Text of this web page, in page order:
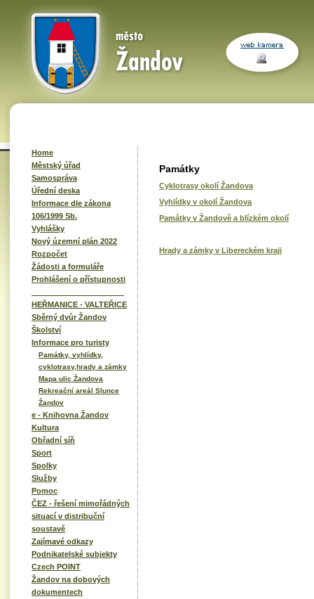
Home
Městský úřad
Samospráva
Úřední deska
Informace dle zákona
106/1999 Sb.
Vyhlášky
Nový územní plán 2022
Rozpočet
Žádosti a formuláře
Prohlášení o přístupnosti
HEŘMANICE - VALTEŘICE
Sběrný dvůr Žandov
Školství
Informace pro turisty
Památky, vyhlídky,
cyklotrasy,hrady a zámky
Mapa ulic Žandova
Rekreační areál Slunce
Žandov
e - Knihovna Žandov
Kultura
Obřadní síň
Sport
Spolky
Služby
Pomoc
ČEZ - řešení mimořádných
situací v distribuční
soustavě
Zajímavé odkazy
Podnikatelské subjekty
Czech POINT
Žandov na dobových
dokumentech
Památky
Cyklotrasy okolí Žandova
Vyhlídky v okolí Žandova
Památky v Žandově a blízkém okolí
Hrady a zámky v Libereckém kraji